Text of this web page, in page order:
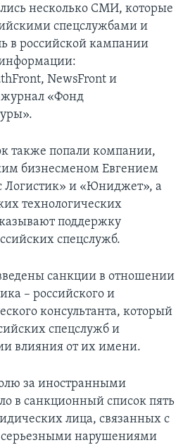
несколько СМИ, которые
спецслужбами и
в российской кампании
NewsFront и
«Фонд
также попали компании,
бизнесменом Евгением
и «Юниджет», а
технологических
поддержку
спецслужб.
санкции в отношении
– российского и
консультанта, который
спецслужб и
влияния от их имени.
за иностранными
в санкционный список пять
лица, связанных с
нарушениями